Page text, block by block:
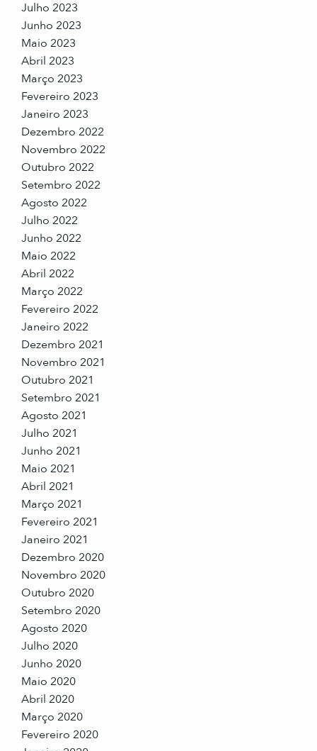
Julho 2023
Junho 2023
Maio 2023
Abril 2023
Março 2023
Fevereiro 2023
Janeiro 2023
Dezembro 2022
Novembro 2022
Outubro 2022
Setembro 2022
Agosto 2022
Julho 2022
Junho 2022
Maio 2022
Abril 2022
Março 2022
Fevereiro 2022
Janeiro 2022
Dezembro 2021
Novembro 2021
Outubro 2021
Setembro 2021
Agosto 2021
Julho 2021
Junho 2021
Maio 2021
Abril 2021
Março 2021
Fevereiro 2021
Janeiro 2021
Dezembro 2020
Novembro 2020
Outubro 2020
Setembro 2020
Agosto 2020
Julho 2020
Junho 2020
Maio 2020
Abril 2020
Março 2020
Fevereiro 2020